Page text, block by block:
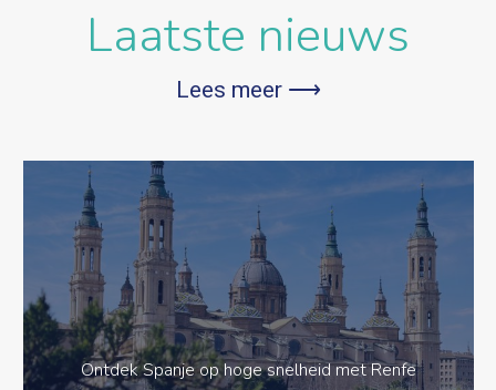
Laatste nieuws
Lees meer ⟶
Ontdek Spanje op hoge snelheid met Renfe